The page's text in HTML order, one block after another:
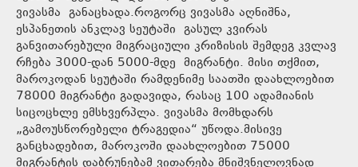
ვივასმა განაცხადა.როგორც ვივასმა აღნიშნა,
ესპანეთის ანკლავ სეუტაში გასულ კვირას
განვითარებული მიგრაციული კრიზისის შემდეგ კვლავ
რჩება 3000-დან 5000-მდე მიგრანტი. მისი თქმით,
მაროკოდან სეუტაში რამდენიმე საათში დაახლოებით
78000 მიგრანტი გადავიდა, რასაც 100 ადამიანის
სიცოცხლე ემსხვერპლა. ვივასმა მომხდარს
„გამოუსწორებელი ტრაგედია“ უწოდა.მისივე
განცხადებით, მაროკოში დაახლოებით 75000
მიგრანტის დაბრუნებამ ვითარება მნიშვნელოვნად